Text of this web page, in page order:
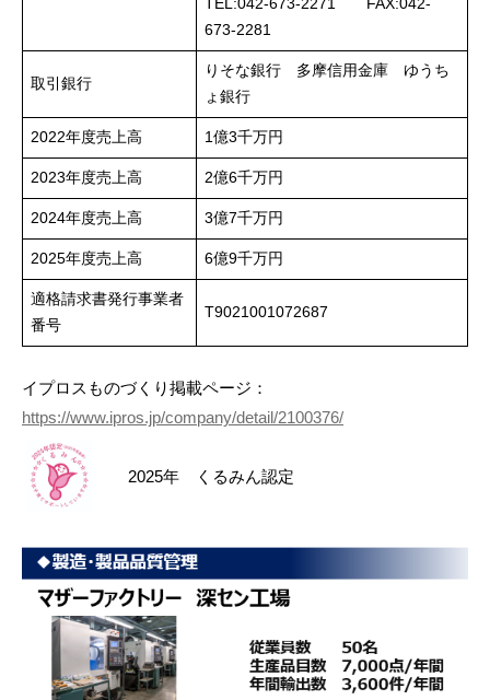
TEL:042-673-2271 FAX:042-
673-2281
取引銀行
りそな銀行 多摩信用金庫 ゆうち
ょ銀行
2022年度売上高 1億3千万円
2023年度売上高 2億6千万円
2024年度売上高 3億7千万円
2025年度売上高 6億9千万円
適格請求書発行事業者
番号
T9021001072687
イプロスものづくり掲載ページ：
https://www.ipros.jp/company/detail/2100376/
2025年 くるみん認定